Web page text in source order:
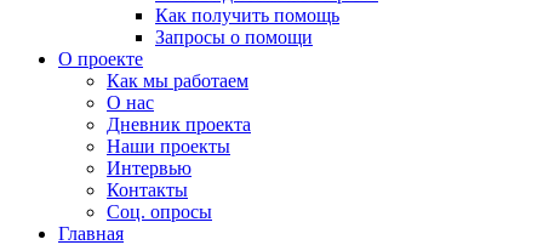
Как получить помощь
Запросы о помощи
О проекте
Как мы работаем
О нас
Дневник проекта
Наши проекты
Интервью
Контакты
Соц. опросы
Главная